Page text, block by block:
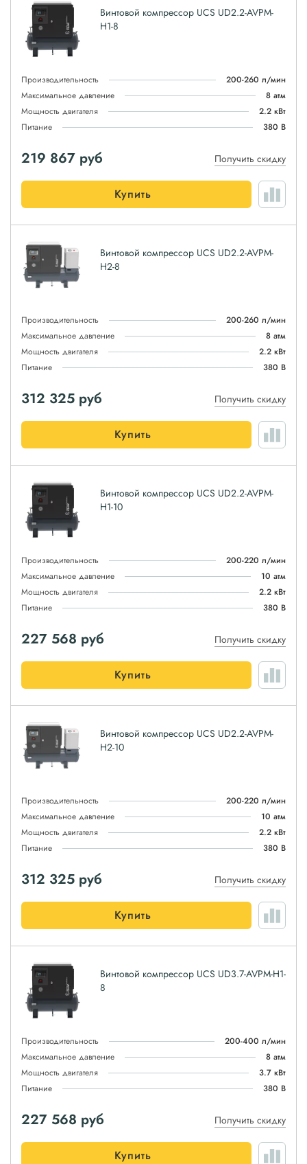
Винтовой компрессор UCS UD2.2-AVPM-
H1-8
Производительность
200-260 л/мин
Максимальное давление
8 атм
Мощность двигателя
2.2 кВт
Питание
380 В
219 867 руб Получить скидку
Купить
Винтовой компрессор UCS UD2.2-AVPM-
H2-8
Производительность
200-260 л/мин
Максимальное давление
8 атм
Мощность двигателя
2.2 кВт
Питание
380 В
312 325 руб Получить скидку
Купить
Винтовой компрессор UCS UD2.2-AVPM-
H1-10
Производительность
200-220 л/мин
Максимальное давление
10 атм
Мощность двигателя
2.2 кВт
Питание
380 В
227 568 руб Получить скидку
Купить
Винтовой компрессор UCS UD2.2-AVPM-
H2-10
Производительность
200-220 л/мин
Максимальное давление
10 атм
Мощность двигателя
2.2 кВт
Питание
380 В
312 325 руб Получить скидку
Купить
Винтовой компрессор UCS UD3.7-AVPM-H1-
8
Производительность
200-400 л/мин
Максимальное давление
8 атм
Мощность двигателя
3.7 кВт
Питание
380 В
227 568 руб Получить скидку
Купить